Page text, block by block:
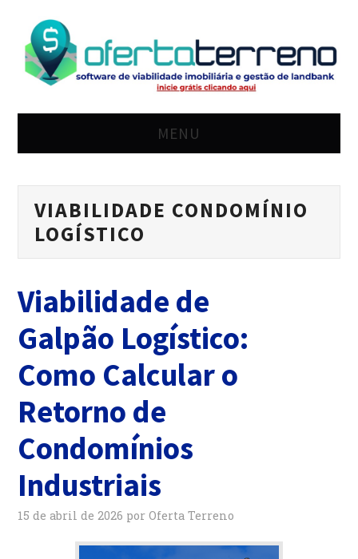
MENU
SOLUÇÃO
PREÇO
BLOG
LOGIN
VIABILIDADE CONDOMÍNIO
LOGÍSTICO
Viabilidade de
Galpão Logístico:
Como Calcular o
Retorno de
Condomínios
Industriais
15 de abril de 2026 porOferta Terreno